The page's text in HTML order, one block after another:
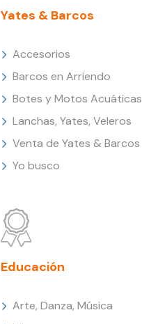
Yates & Barcos
Accesorios
Barcos en Arriendo
Botes y Motos Acuáticas
Lanchas, Yates, Veleros
Venta de Yates & Barcos
Yo busco
Educación
Arte, Danza, Música